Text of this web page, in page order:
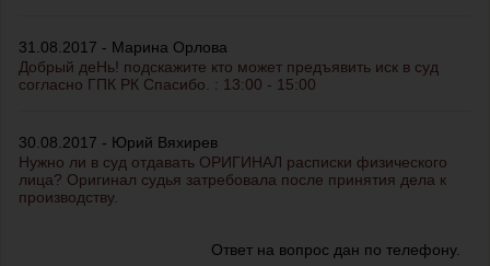
31.08.2017 - Марина Орлова
Добрый деНь! подскажите кто может предъявить иск в суд
согласно ГПК РК Спасибо. : 13:00 - 15:00
30.08.2017 - Юрий Вяхирев
Нужно ли в суд отдавать ОРИГИНАЛ расписки физического
лица? Оригинал судья затребовала после принятия дела к
производству.
Ответ на вопрос дан по телефону.